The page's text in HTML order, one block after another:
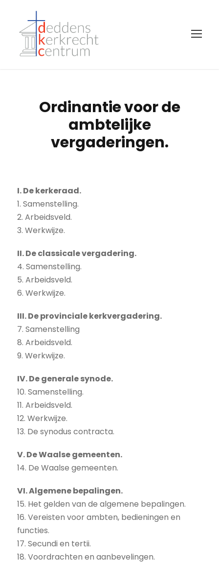
Ordinantie voor de
ambtelijke
vergaderingen.
I. De kerkeraad.
1. Samenstelling.
2. Arbeidsveld.
3. Werkwijze.
II. De classicale vergadering.
4. Samenstelling.
5. Arbeidsveld.
6. Werkwijze.
III. De provinciale kerkvergadering.
7. Samenstelling
8. Arbeidsveld.
9. Werkwijze.
IV. De generale synode.
10. Samenstelling.
11. Arbeidsveld.
12. Werkwijze.
13. De synodus contracta.
V. De Waalse gemeenten.
14. De Waalse gemeenten.
VI. Algemene bepalingen.
15. Het gelden van de algemene bepalingen.
16. Vereisten voor ambten, bedieningen en
functies.
17. Secundi en tertii.
18. Voordrachten en aanbevelingen.